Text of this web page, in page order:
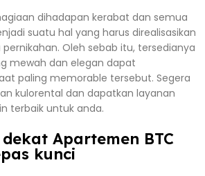
dihadapan kerabat dan semua
suatu hal yang harus direalisasikan
Oleh sebab itu, tersedianya
mewah dan elegan dapat
paling memorable tersebut. Segera
kulorental dan dapatkan layanan
terbaik untuk anda.
Apartemen BTC
kunci